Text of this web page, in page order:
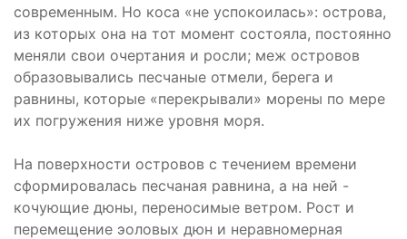
современным. Но коса «не успокоилась»: острова,
из которых она на тот момент состояла, постоянно
меняли свои очертания и росли; меж островов
образовывались песчаные отмели, берега и
равнины, которые «перекрывали» морены по мере
их погружения ниже уровня моря.
На поверхности островов с течением времени
сформировалась песчаная равнина, а на ней -
кочующие дюны, переносимые ветром. Рост и
перемещение эоловых дюн и неравномерная